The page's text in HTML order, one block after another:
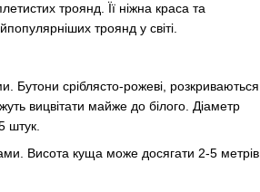
троянд. Її ніжна краса та
троянд у світі.
Бутони сріблясто-рожеві, розкриваються
вицвітати майже до білого. Діаметр
штук.
Висота куща може досягати 2-5 метрів